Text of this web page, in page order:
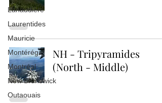
Lanaudière
Laurentides
Mauricie
Montérégie
Montréal
New Brunswick
Outaouais
NH - Tripyramides
(North - Middle)